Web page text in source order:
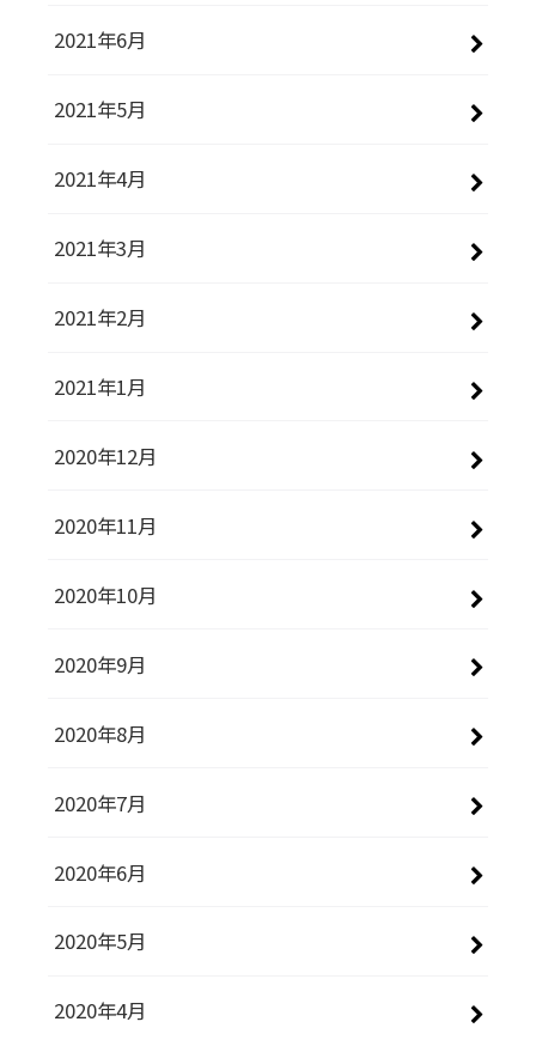
2021年6月
2021年5月
2021年4月
2021年3月
2021年2月
2021年1月
2020年12月
2020年11月
2020年10月
2020年9月
2020年8月
2020年7月
2020年6月
2020年5月
2020年4月